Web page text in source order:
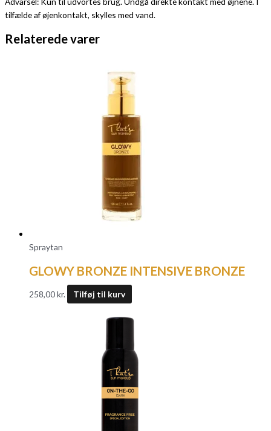
tilfælde af øjenkontakt, skylles med vand.
Relaterede varer
Spraytan
GLOWY BRONZE INTENSIVE BRONZE
258,00kr. Tilføj til kurv